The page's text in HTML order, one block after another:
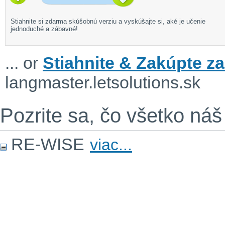
Stiahnite si zdarma skúšobnú verziu a vyskúšajte si, aké je učenie
jednoduché a zábavné!
... or Stiahnite & Zakúpte
langmaster.letsolutions.sk
Pozrite sa, čo všetko
RE-WISE viac...